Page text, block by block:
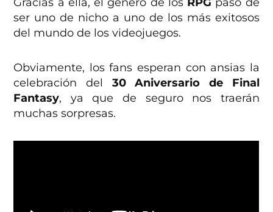
ser uno de nicho a uno de los más exitosos
del mundo de los videojuegos.
Obviamente, los fans esperan con ansias la
celebración del 30 Aniversario de Final
Fantasy, ya que de seguro nos traerán
muchas sorpresas.